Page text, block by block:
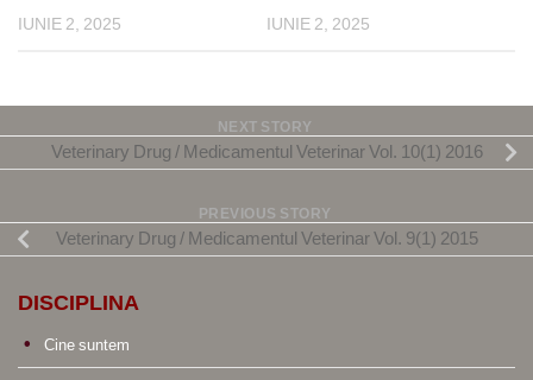
IUNIE 2, 2025 IUNIE 2, 2025
NEXT STORY
Veterinary Drug / Medicamentul Veterinar Vol. 10(1) 2016
PREVIOUS STORY
Veterinary Drug / Medicamentul Veterinar Vol. 9(1) 2015
DISCIPLINA
Cine suntem